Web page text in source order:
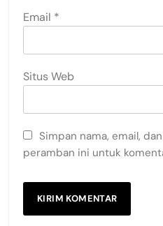
Email *
Situs Web
Simpan nama, email,
peramban ini untuk